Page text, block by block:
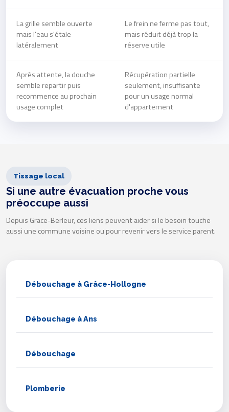
La grille semble ouverte
mais l'eau s'étale
latéralement
Le frein ne ferme pas tout,
mais réduit déjà trop la
réserve utile
Après attente, la douche
semble repartir puis
recommence au prochain
usage complet
Récupération partielle
seulement, insuffisante
pour un usage normal
d'appartement
Tissage local
Si une autre évacuation proche vous
préoccupe aussi
Depuis Grace-Berleur, ces liens peuvent aider si le besoin touche
aussi une commune voisine ou pour revenir vers le service parent.
Débouchage à Grâce-Hollogne
Débouchage à Ans
Débouchage
Plomberie